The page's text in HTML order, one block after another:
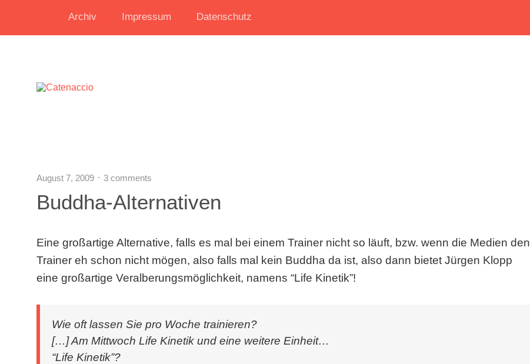
Archiv Impressum Datenschutz
August 7, 2009 3 comments
Buddha-Alternativen
Eine großartige Alternative, falls es mal bei einem Trainer nicht so läuft, bzw. wenn die Medien den
Trainer eh schon nicht mögen, also falls mal kein Buddha da ist, also dann bietet Jürgen Klopp
eine großartige Veralberungsmöglichkeit, namens “Life Kinetik”!
Wie oft lassen Sie pro Woche trainieren?
[…] Am Mittwoch Life Kinetik und eine weitere Einheit…
“Life Kinetik”?